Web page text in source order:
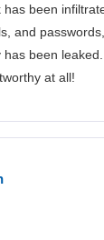
has been
and
been
at all!